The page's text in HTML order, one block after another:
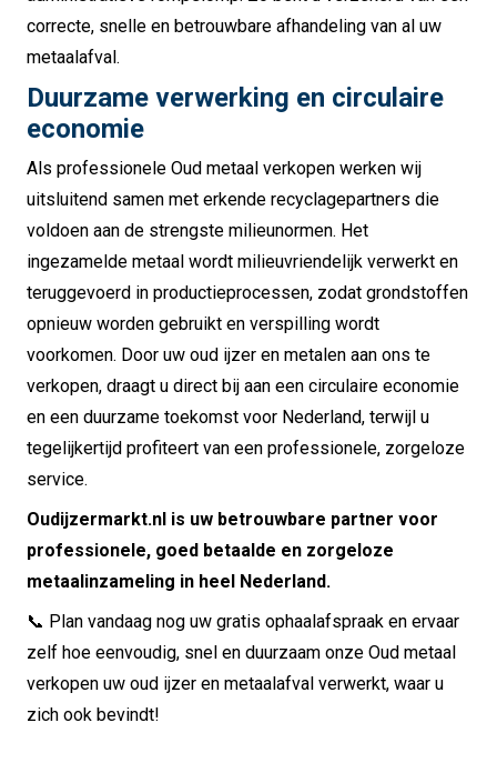
correcte, snelle en betrouwbare afhandeling van al uw
metaalafval.
Duurzame verwerking en circulaire
economie
Als professionele Oud metaal verkopen werken wij
uitsluitend samen met erkende recyclagepartners die
voldoen aan de strengste milieunormen. Het
ingezamelde metaal wordt milieuvriendelijk verwerkt en
teruggevoerd in productieprocessen, zodat grondstoffen
opnieuw worden gebruikt en verspilling wordt
voorkomen. Door uw oud ijzer en metalen aan ons te
verkopen, draagt u direct bij aan een circulaire economie
en een duurzame toekomst voor Nederland, terwijl u
tegelijkertijd profiteert van een professionele, zorgeloze
service.
Oudijzermarkt.nl is uw betrouwbare partner voor
professionele, goed betaalde en zorgeloze
metaalinzameling in heel Nederland.
📞 Plan vandaag nog uw gratis ophaalafspraak en ervaar
zelf hoe eenvoudig, snel en duurzaam onze Oud metaal
verkopen uw oud ijzer en metaalafval verwerkt, waar u
zich ook bevindt!